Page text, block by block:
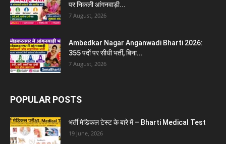
पर निकली आंगनवाड़ी...
7 August, 2026
Ambedkar Nagar Anganwadi Bharti 2026:
355 पदों पर सीधी भर्ती, बिना...
7 August, 2026
POPULAR POSTS
भर्ती मेडिकल टेस्ट के बारे में – Bharti Medical Test
19 June, 2026